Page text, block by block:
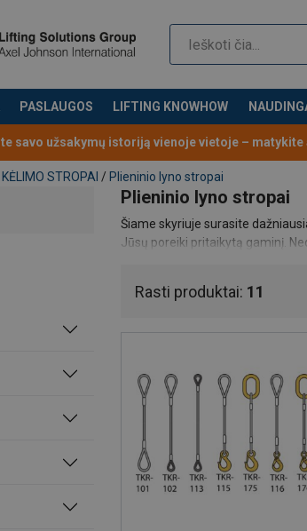
PASLAUGOS LIFTING KNOWHOW
savo užsakymų istoriją vienoje vietoje –
KĖLIMO STROPAI / Plieninio lyno stropai
Plieninio lyno stropai
Šiame skyriuje surasite
Jūsų poreiki pritaikytą gaminį.
Rasti produktai: 11